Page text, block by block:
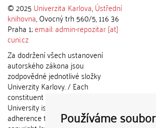
Používáme
© 2025 Univerzita Karlova,Ústřední
knihovna, Ovocný trh 560/5, 116 36
Praha 1;email: admin-repozitar [at]
cuni.cz
Za dodržení všech ustanovení
autorského zákona jsou
zodpovědné jednotlivé složky
Univerzity Karlovy. / Each
constituent part of Charles
University is responsible for
adherence to all provisions of the